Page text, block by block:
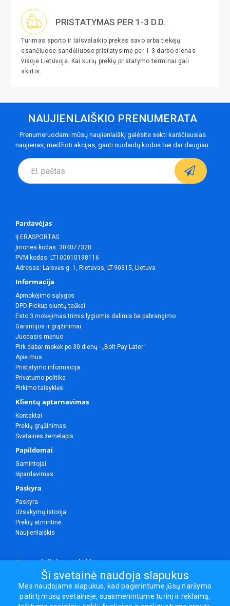
PRISTATYMAS PER 1-3 D.D.
Turimas sporto ir laisvalaikio prekes savo arba tiekėjų
esančiuose sandėliuose pristatysime per 1-3 darbo dienas
visoje Lietuvoje. Kai kurių prekių pristatymo terminai gali
skirtis.
NAUJIENLAIŠKIO PRENUMERATA
Prenumeruodami mūsų naujienlaiškį galėsite sekti karščiausias
naujienas, medžioti akcijas, gauti nuolaidų kodus bei dar daugiau.
Pardavėjas
IĮ ERASPORTAS
Įmones kodas: 304077328
PVM kodas: LT100010198116
Adresas: Laisvės g. 1, Rietavas, LT-90315, Lietuva
Informacija
Apmokėjimo sąlygos
DPD Pickup siuntų taškai
Esto 3 mokėjimas trimis lygiomis dalimis be pabrangimo
Garantijos ir grąžinimai
Juodasis mėnuo
Pirk dabar mokėk po 30 dienų - „Bolt Pay Later“
Apie mus
Pristatymo informacija
Privatumo politika
Pirkimo taisyklės
Klientų aptarnavimas
Kontaktai
Prekių grąžinimas
Svetainės žemėlapis
Papildomai
Gamintojai
Išpardavimas
Paskyra
Paskyra
Užsakymų istorija
Prekių atmintinė
Naujienlaiškis
Mes socialiniuose tinkluose
Visos teisės saugomos.
Ši svetainė naudoja slapukus
Mes naudojame slapukus, kad pagerintume jūsų naršymo
patirtį mūsų svetainėje, suasmenintume turinį ir reklamą,